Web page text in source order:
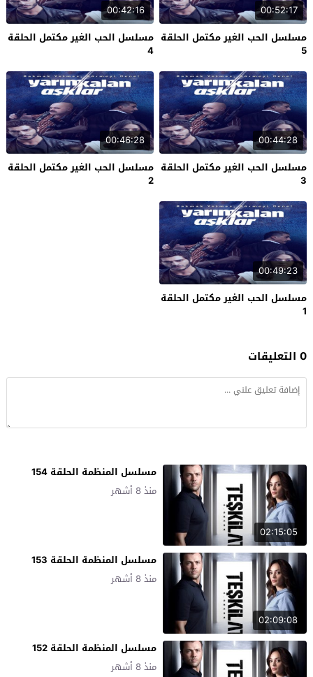
00:52:17
مسلسل الحب الغير مكتمل الحلقة
5
00:42:16
مسلسل الحب الغير مكتمل الحلقة
4
00:44:28
مسلسل الحب الغير مكتمل الحلقة
3
00:46:28
مسلسل الحب الغير مكتمل الحلقة
2
00:49:23
مسلسل الحب الغير مكتمل الحلقة
1
0 التعليقات
02:15:05
مسلسل المنظمة الحلقة 154
منذ 8 أشهر
02:09:08
مسلسل المنظمة الحلقة 153
منذ 8 أشهر
مسلسل المنظمة الحلقة 152
منذ 8 أشهر